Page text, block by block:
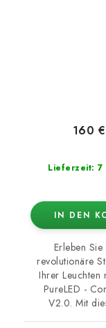
Lieferzeit: 7
160 €
IN DEN
Erleben Sie
revolutionäre
Ihrer Leuchten
PureLED -
V2.0. Mit